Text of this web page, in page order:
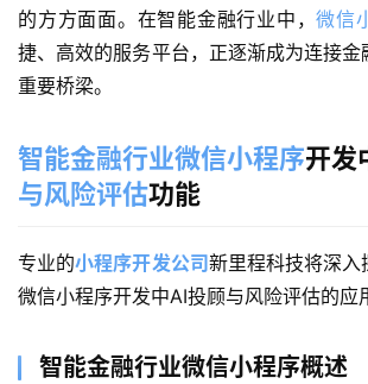
的方方面面。在智能金融行业中，微信
捷、高效的服务平台，正逐渐成为连接金
重要桥梁。
智能金融行业微信小程序开发
与风险评估功能
专业的小程序开发公司新里程科技将深入
微信小程序开发中AI投顾与风险评估的应
智能金融行业微信小程序概述